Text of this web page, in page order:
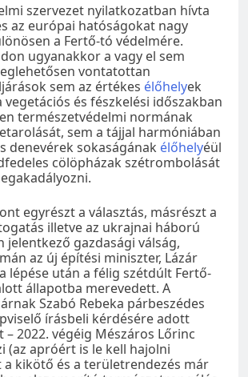
szervezet nyilatkozatban hívta
az európai hatóságokat nagy
a Fertő-tó védelmére.
ugyanakkor a vagy el sem
vontatottan
sem az értékes élőhelyek
vegetációs és fészkelési időszakban
természetvédelmi normának
sem a tájjal harmóniában
denevérek sokaságának élőhelyéül
cölöpházak szétrombolását
egyrészt a választás, másrészt a
illetve az ukrajnai háború
jelentkező gazdasági válság,
az új építési miniszter, Lázár
lépése után a félig szétdúlt Fertő-
állapotba merevedett. A
Szabó Rebeka párbeszédes
írásbeli kérdésére adott
– 2022. végéig Mészáros Lőrinc
(az apróért is le kell hajolni
a kikötő és a területrendezés már